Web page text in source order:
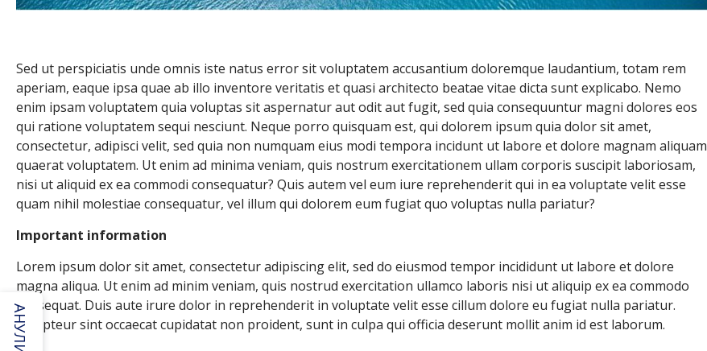
Sed ut perspiciatis unde omnis iste natus error sit voluptatem accusantium doloremque laudantium, totam rem
aperiam, eaque ipsa quae ab illo inventore veritatis et quasi architecto beatae vitae dicta sunt explicabo. Nemo
enim ipsam voluptatem quia voluptas sit aspernatur aut odit aut fugit, sed quia consequuntur magni dolores eos
qui ratione voluptatem sequi nesciunt. Neque porro quisquam est, qui dolorem ipsum quia dolor sit amet,
consectetur, adipisci velit, sed quia non numquam eius modi tempora incidunt ut labore et dolore magnam aliquam
quaerat voluptatem. Ut enim ad minima veniam, quis nostrum exercitationem ullam corporis suscipit laboriosam,
nisi ut aliquid ex ea commodi consequatur? Quis autem vel eum iure reprehenderit qui in ea voluptate velit esse
quam nihil molestiae consequatur, vel illum qui dolorem eum fugiat quo voluptas nulla pariatur?
Important information
Lorem ipsum dolor sit amet, consectetur adipiscing elit, sed do eiusmod tempor incididunt ut labore et dolore
magna aliqua. Ut enim ad minim veniam, quis nostrud exercitation ullamco laboris nisi ut aliquip ex ea commodo
consequat. Duis aute irure dolor in reprehenderit in voluptate velit esse cillum dolore eu fugiat nulla pariatur.
Excepteur sint occaecat cupidatat non proident, sunt in culpa qui officia deserunt mollit anim id est laborum.